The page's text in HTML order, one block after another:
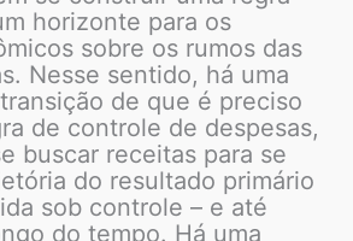
horizonte para os
sobre os rumos das
Nesse sentido, há uma
de que é preciso
de controle de despesas,
buscar receitas para se
do resultado primário
sob controle – e até
do tempo. Há uma